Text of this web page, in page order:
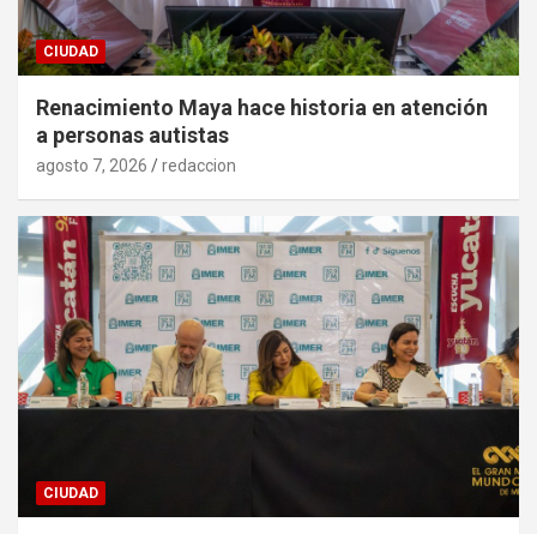
CIUDAD
Renacimiento Maya hace historia en atención
a personas autistas
agosto 7, 2026 redaccion
CIUDAD